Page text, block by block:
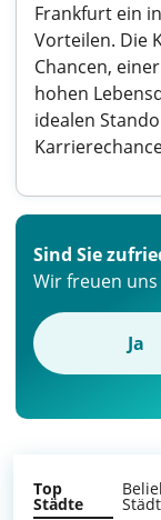
Frankfurt ein
Vorteilen. Die
Chancen,
hohen
idealen
Sind Sie
Wir freuen
Ja
Top
Städte